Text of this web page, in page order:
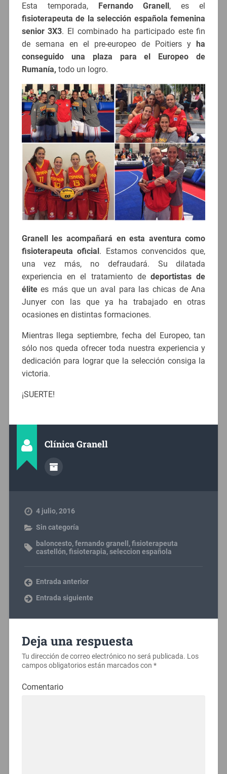
Esta temporada, Fernando Granell , es el
fisioterapeuta de la selección española femenina
senior 3X3. El combinado ha participado este fin
de semana en el pre-europeo de Poitiers y
ha
conseguido una plaza para el Europeo de
Rumanía, todo un logro.
Granell les acompañará en esta aventura como
fisioterapeuta oficial . Estamos convencidos que,
una vez más, no defraudará. Su dilatada
experiencia en el tratamiento dedeportistas de
élitees más que un aval para las chicas de Ana
Junyer con las que ya ha trabajado en otras
ocasiones en distintas formaciones.
Mientras llega septiembre, fecha del Europeo, tan
sólo nos queda ofrecer toda nuestra experiencia y
dedicación para lograr que la selección consiga la
victoria.
¡SUERTE!
Clínica Granell
4 julio, 2016
Sin categoría
baloncesto,fernando granell ,fisioterapeuta
castellón,fisioterapia,seleccion española
Entrada anterior
Entrada siguiente
Deja una respuesta
Tu dirección de correo electrónico no será publicada. Los
campos obligatorios están marcados con *
Comentario